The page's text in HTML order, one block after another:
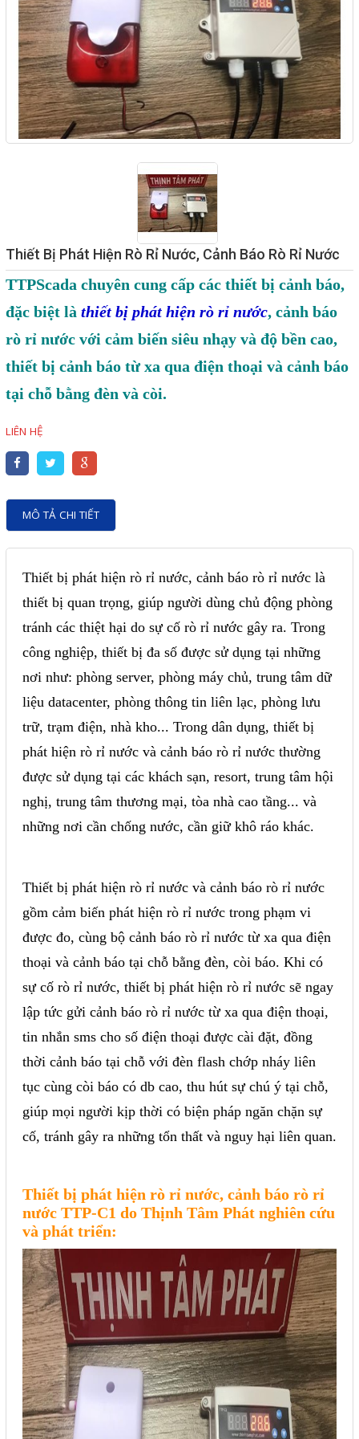
Thiết Bị Phát Hiện Rò Rỉ Nước, Cảnh Báo Rò Rỉ Nước
TTPScada chuyên cung cấp các thiết bị cảnh báo,
đặc biệt là thiết bị phát hiện rò rỉ nước, cảnh báo
rò rỉ nước với cảm biến siêu nhạy và độ bền cao,
thiết bị cảnh báo từ xa qua điện thoại và cảnh báo
tại chỗ bằng đèn và còi.
LIÊN HỆ
MÔ TẢ CHI TIẾT
Thiết bị phát hiện rò rỉ nước, cảnh báo rò rỉ nước là
thiết bị quan trọng, giúp người dùng chủ động phòng
tránh các thiệt hại do sự cố rò rỉ nước gây ra. Trong
công nghiệp, thiết bị đa số được sử dụng tại những
nơi như: phòng server, phòng máy chủ, trung tâm dữ
liệu datacenter, phòng thông tin liên lạc, phòng lưu
trữ, trạm điện, nhà kho... Trong dân dụng, thiết bị
phát hiện rò rỉ nước và cảnh báo rò rỉ nước thường
được sử dụng tại các khách sạn, resort, trung tâm hội
nghị, trung tâm thương mại, tòa nhà cao tầng... và
những nơi cần chống nước, cần giữ khô ráo khác.
Thiết bị phát hiện rò rỉ nước và cảnh báo rò rỉ nước
gồm cảm biến phát hiện rò rỉ nước trong phạm vi
được đo, cùng bộ cảnh báo rò rỉ nước từ xa qua điện
thoại và cảnh báo tại chỗ bằng đèn, còi báo. Khi có
sự cố rò rỉ nước, thiết bị phát hiện rò rỉ nước sẽ ngay
lập tức gửi cảnh báo rò rỉ nước từ xa qua điện thoại,
tin nhắn sms cho số điện thoại được cài đặt, đồng
thời cảnh báo tại chỗ với đèn flash chớp nháy liên
tục cùng còi báo có db cao, thu hút sự chú ý tại chỗ,
giúp mọi người kịp thời có biện pháp ngăn chặn sự
cố, tránh gây ra những tổn thất và nguy hại liên quan.
Thiết bị phát hiện rò rỉ nước, cảnh báo rò rỉ
nước TTP-C1 do Thịnh Tâm Phát nghiên cứu
và phát triển:
Giải pháp quản lý bằng mã
vạch
Bảng LED điện tử
Bảng điện tử năng suất
Bảng Led hiển thị nhiệt độ
Đồng hồ thời gian thực
Màn hình cảm ứng HMI
PLC - Bộ lập trình PLC
Biến tần
Máy tính công nghiệp
Motor Servo / Driver Servo
Cáp lập trình PLC - HMI -
Thiết bị thu thập dữ liệu,
truyền và lưu trữ dữ liệu
Thiết bị điều khiển và giám
Thiết bị cảnh báo
Bộ điều khiển nhiệt độ
Bộ đếm - Bộ hẹn giờ
Đồng hồ đo đa năng
Phụ kiện lắp tủ điện
Giới thiệu
Dịch vụ
Thiết kế tủ điện công nghiệp
Sửa chữa biến tần
Sửa chữa PLC
Sửa chữa màn hình HMI
Sửa Bộ điều khiển Servo, Bộ
điều khiển motor bước
Sửa Cân Điện Tử
Lập trình màn hình HMI
Lập trình hệ thống Scada
Lập trình hệ thống Servo
Crack password PLC
Crack password HMI
Lấy Chương Trình HMI
Thông tin hữu ích
Hình ảnh sửa chữa